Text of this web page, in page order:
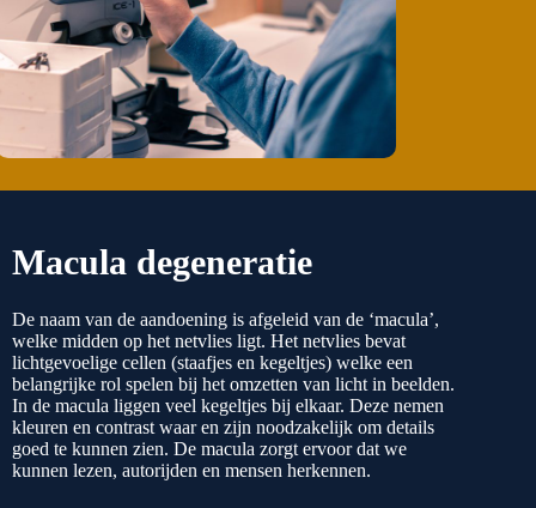
Macula degeneratie
De naam van de aandoening is afgeleid van de ‘macula’,
welke midden op het netvlies ligt. Het netvlies bevat
lichtgevoelige cellen (staafjes en kegeltjes) welke een
belangrijke rol spelen bij het omzetten van licht in beelden.
In de macula liggen veel kegeltjes bij elkaar. Deze nemen
kleuren en contrast waar en zijn noodzakelijk om details
goed te kunnen zien. De macula zorgt ervoor dat we
kunnen lezen, autorijden en mensen herkennen.